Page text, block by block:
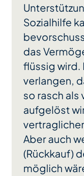
Sozialhilfe
das
flüssig wird.
verlangen,
so rasch
aufgelöst
Aber auch
(Rückkauf)
möglich